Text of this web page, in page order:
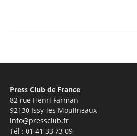
Press Club de France
82 rue Henri Farman
92130 Issy-les-Moulineaux
info@pressclub.fr
Tél : 01 41 33 73 09